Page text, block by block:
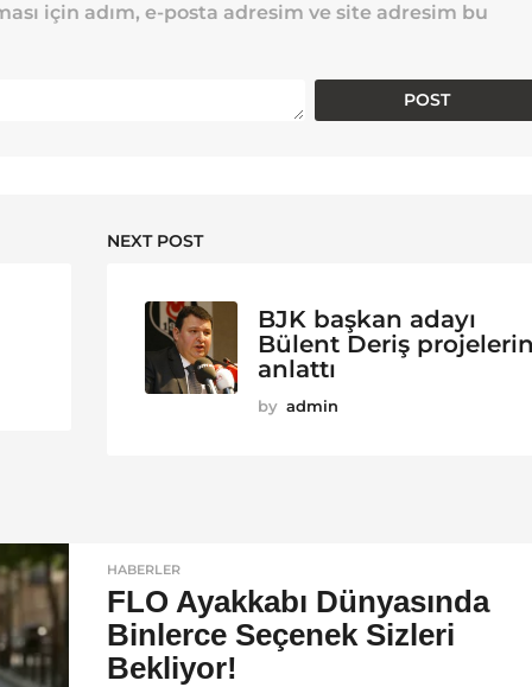
için adım, e-posta adresim ve site adresim bu
NEXT POST
BJK başkan adayı
Bülent Deriş
anlattı
by admin
HABERLER
FLO Ayakkabı Dünyasında
Binlerce Seçenek Sizleri
Bekliyor!